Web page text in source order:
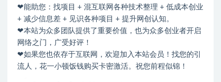
❤能助您：找项目 + 混互联网各种技术整理 + 低成本创业
+ 减少信息差 + 见识各种项目 + 提升网创认知。
❤本站为众多团队提供了重要价值，也为众多创业者开启
网络之门，广受好评！
❤如果您也依存于互联网，欢迎加入本站会员！找您的引
流人，花一小顿饭钱购买卡密激活。祝您前程似锦！